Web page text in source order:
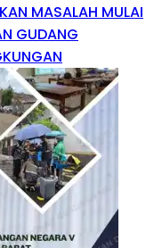
MASALAH MULAI
GUDANG